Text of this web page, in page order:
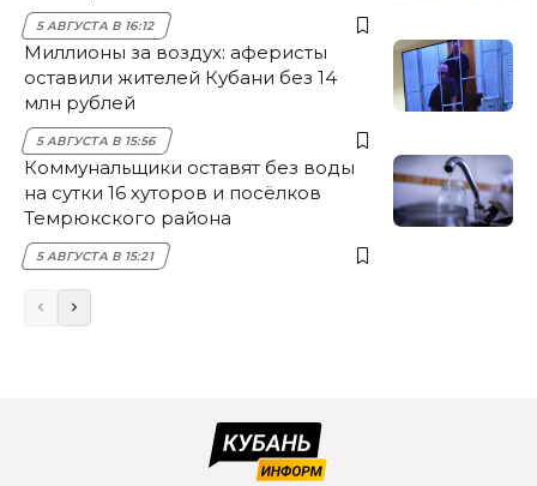
5 АВГУСТА В 16:12
Миллионы за воздух: аферисты
оставили жителей Кубани без 14
млн рублей
5 АВГУСТА В 15:56
Коммунальщики оставят без воды
на сутки 16 хуторов и посёлков
Темрюкского района
5 АВГУСТА В 15:21